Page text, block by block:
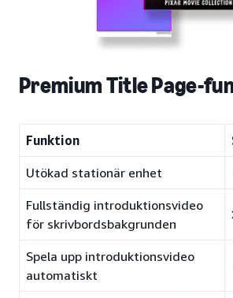
Premium Title Page-
Funktion
Utökad stationär enhet
Fullständig introduktionsvideo
för skrivbordsbakgrunden
Spela upp introduktionsvideo
automatiskt